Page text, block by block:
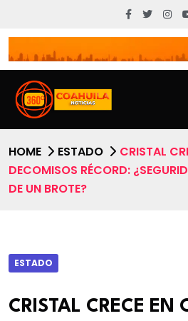
HOME ESTADO
CRISTAL
DECOMISOS RÉCORD:
DE UN BROTE?
ESTADO
CRISTAL CRECE EN